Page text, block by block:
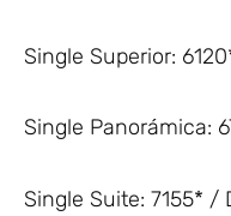
Single Superior:
Single Panorámica:
Single Suite: 7155* /